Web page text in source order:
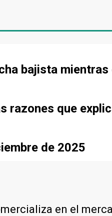
bajista
razones que
de 2025
en el